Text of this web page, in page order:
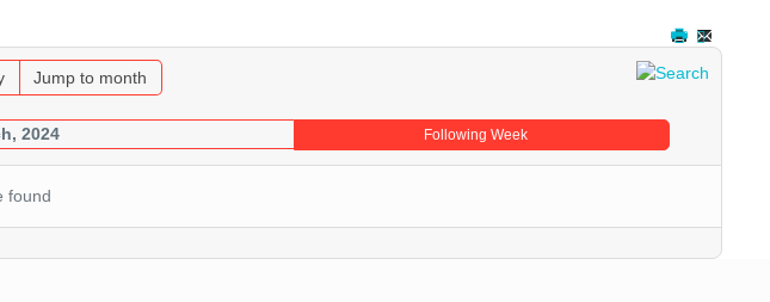
Jump to month
2024 Following Week
found